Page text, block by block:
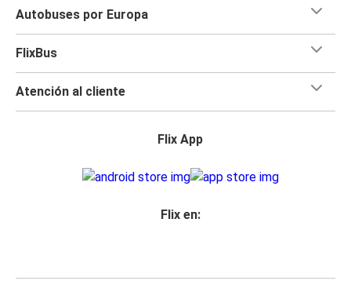
Autobuses por Europa
FlixBus
Atención al cliente
Flix App
Flix en: